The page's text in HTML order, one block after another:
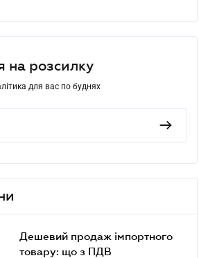
на розсилку
для вас по буднях
Дешевий продаж імпортного
товару: що з ПДВ